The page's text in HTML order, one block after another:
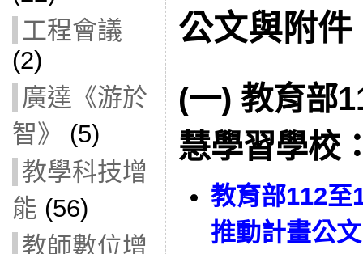
工程會議
(2)
廣達《游於
智》
(5)
教學科技增
能 (56)
教師數位增
公文與附件
(一) 教育部
慧學習學校
教育部112至
推動計畫公文